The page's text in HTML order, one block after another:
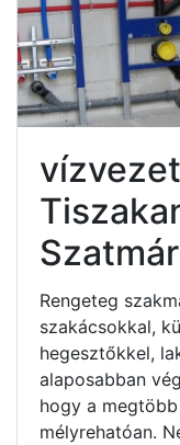
Rengeteg
szakácsokkal,
hegesztőkkel,
alaposabban
hogy a megtöbb
mélyrehatóan.